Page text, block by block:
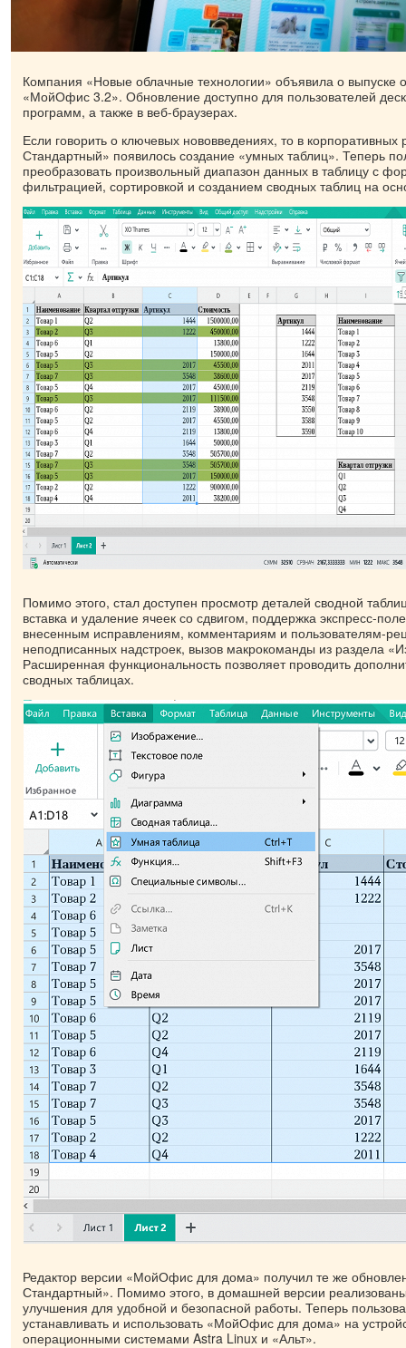
Компания «Новые облачные технологии» объявила о выпуске
«МойОфис 3.2». Обновление доступно для пользователей
программ, а также в веб-браузерах.
Если говорить о ключевых нововведениях, то в
Стандартный» появилось создание «умных таблиц». Теперь
преобразовать произвольный диапазон данных в таблицу с
фильтрацией, сортировкой и созданием сводных таблиц на
Помимо этого, стал доступен просмотр деталей сводной
вставка и удаление ячеек со сдвигом, поддержка экспресс-
внесенным исправлениям, комментариям и пользователям-
неподписанных надстроек, вызов макрокоманды из раздела
Расширенная функциональность позволяет проводить
сводных таблицах.
Редактор версии «МойОфис для дома» получил те же
Стандартный». Помимо этого, в домашней версии
улучшения для удобной и безопасной работы. Теперь
устанавливать и использовать «МойОфис для дома» на
операционными системами Astra Linux и «Альт».